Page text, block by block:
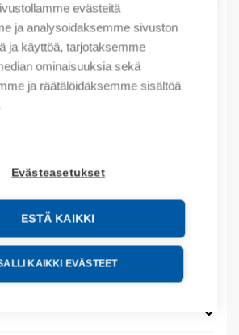
evästeitä
ja analysoidaksemme sivuston
ja käyttöä, tarjotaksemme
ominaisuuksia sekä
ja räätälöidäksemme sisältöä
Evästeasetukset
ESTÄ KAIKKI
KAIKKI EVÄSTEET
NB310L3PN30MAA16C
85362010